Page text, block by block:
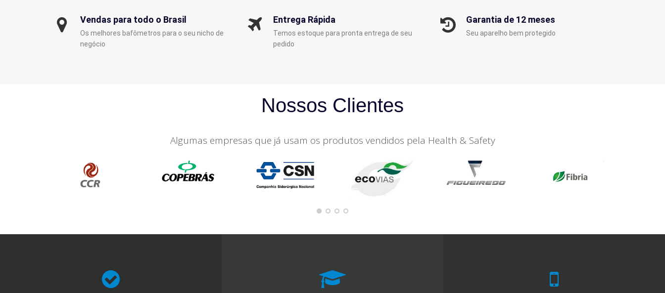
Vendas para todo o Brasil
Os melhores bafômetros para o seu nicho de
negócio
Entrega Rápida
Temos estoque para pronta entrega de seu
pedido
Garantia de 12 meses
Seu aparelho bem protegido
Nossos Clientes
Algumas empresas que já usam os produtos vendidos pela Health & Safety